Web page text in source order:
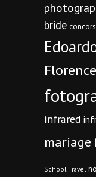
bride
Florence
infrared
mariage
School Travel